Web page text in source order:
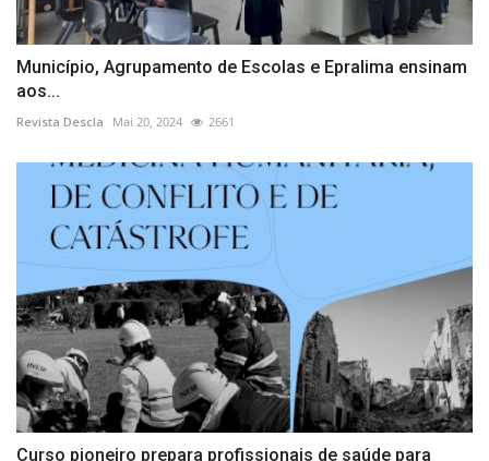
Município, Agrupamento de Escolas e Epralima ensinam
aos...
Revista Descla Mai 20, 2024 2661
Curso pioneiro prepara profissionais de saúde para